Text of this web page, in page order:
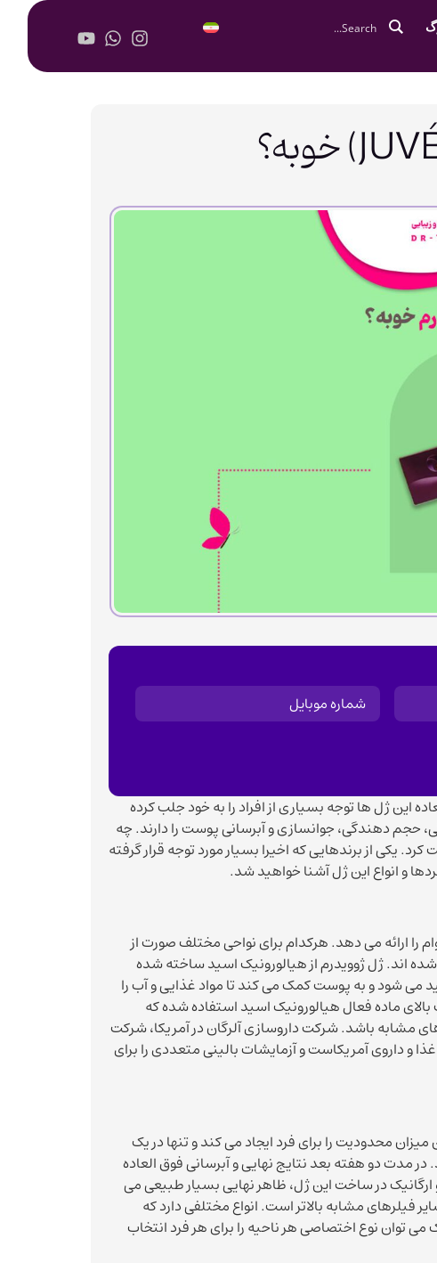
موبایل(Required)
این ژل ها توجه بسیاری از افراد را به خود جلب کرده
حجم دهندگی، جوانسازی و آبرسانی پوست را دارند. چه
یکی از برندهایی که اخیرا بسیار مورد توجه قرار گرفته
و انواع این ژل آشنا خواهید شد.
که 6 نوع فیلر یونیک و با دوام را ارائه می دهد. هرکدام برای نواحی مختلف صورت از
اند. ژل ژوویدرم از هیالورونیک اسید ساخته شده
شود و به پوست کمک می کند تا مواد غذایی و آب را
ماده فعال هیالورونیک اسید استفاده شده که
مشابه باشد. شرکت داروسازی آلرگان در آمریکا، شرکت
و داروی آمریکاست و آزمایشات بالینی متعددی را برای
محدودیت را برای فرد ایجاد می کند و تنها در یک
مدت دو هفته بعد نتایج نهایی و آبرسانی فوق العاده
در ساخت این ژل، ظاهر نهایی بسیار طبیعی می
مشابه بالاتر است. انواع مختلفی دارد که
توان نوع اختصاصی هر ناحیه را برای هر فرد انتخاب